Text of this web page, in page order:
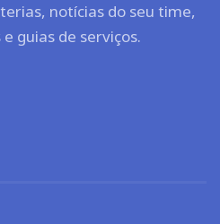
notícias do seu time,
guias de serviços.